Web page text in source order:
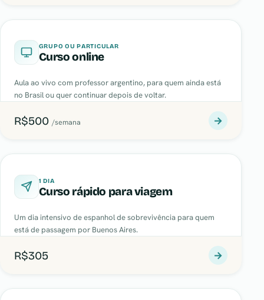
GRUPO OU PARTICULAR
Curso online
Aula ao vivo com professor argentino, para quem ainda está
no Brasil ou quer continuar depois de voltar.
R$500 /semana →
1 DIA
Curso rápido para viagem
Um dia intensivo de espanhol de sobrevivência para quem
está de passagem por Buenos Aires.
R$305 →